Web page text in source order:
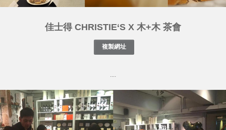
佳士得 CHRISTIE‘S X 木+木 茶會